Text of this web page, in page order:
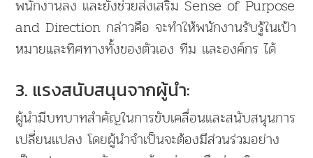
พนักงานลง และยังช่วยส่งเสริม Sense of Purpose
and Direction กล่าวคือ จะทำให้พนักงานรับรู้ในเป้า
หมายและทิศทางทั้งของตัวเอง ทีม และองค์กร ได้
3. แรงสนับสนุนจากผู้นำ:
ผู้นำมีบทบาทสำคัญในการขับเคลื่อนและสนับสนุนการ
เปลี่ยนแปลง โดยผู้นำจำเป็นจะต้องมีส่วนร่วมอย่าง